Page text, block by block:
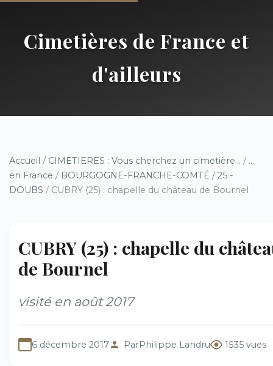
Cimetières de France et
d'ailleurs
Accueil / CIMETIERES : Vous cherchez un cimetière... / ...
en France / BOURGOGNE-FRANCHE-COMTÉ / 25 -
DOUBS / CUBRY (25) : chapelle du château de Bournel
CUBRY (25) : chapelle du
de Bournel
visité en août 2017
6 décembre 2017 ParPhilippe Landru 1535 vues